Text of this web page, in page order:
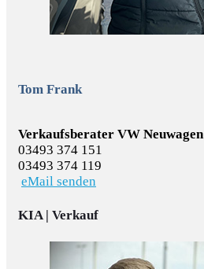
Tom Frank
Verkaufsberater VW Neuwagen
03493 374 151
03493 374 119
eMail senden
KIA | Verkauf